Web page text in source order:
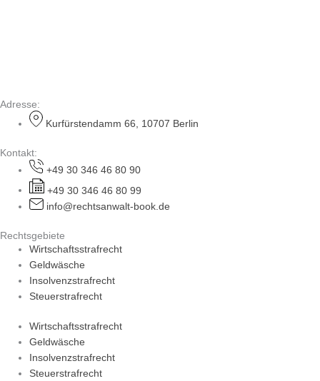
Adresse:
Kurfürstendamm 66, 10707 Berlin
Kontakt:
+49 30 346 46 80 90
+49 30 346 46 80 99
info@rechtsanwalt-book.de
Rechtsgebiete
Wirtschaftsstrafrecht
Geldwäsche
Insolvenzstrafrecht
Steuerstrafrecht
Wirtschaftsstrafrecht
Geldwäsche
Insolvenzstrafrecht
Steuerstrafrecht